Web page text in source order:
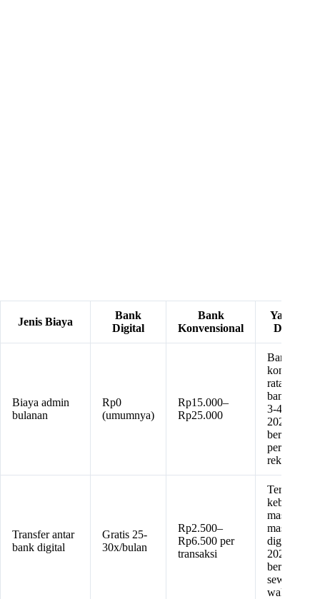
Jenis Biaya
Bank
Digital
Bank
Konvensional
Yang
Biaya admin
bulanan
Rp0
(umumnya)
Rp15.000–
Rp25.000
Bank
rata-rata
bank
3-4 per
2025,
bervariasi
per jenis
rekening
Transfer antar
bank digital
Gratis 25-
30x/bulan
Rp2.500–
Rp6.500 per
transaksi
Tergantung
kebijakan
masing-
masing
digital per
2025; bisa
berubah
sewaktu-
waktu